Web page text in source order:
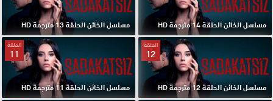
مسلسل الخائن الحلقة 14 مترجمة HD مسلسل الخائن الحلقة 13 مترجمة HD
الحلقة
12
مسلسل الخائن الحلقة 12 مترجمة HD
الحلقة
11
مسلسل الخائن الحلقة 11 مترجمة HD